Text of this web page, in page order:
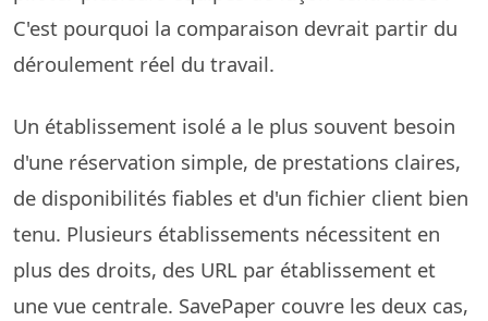
C'est pourquoi la comparaison devrait partir du
déroulement réel du travail.
Un établissement isolé a le plus souvent besoin
d'une réservation simple, de prestations claires,
de disponibilités fiables et d'un fichier client bien
tenu. Plusieurs établissements nécessitent en
plus des droits, des URL par établissement et
une vue centrale. SavePaper couvre les deux cas,